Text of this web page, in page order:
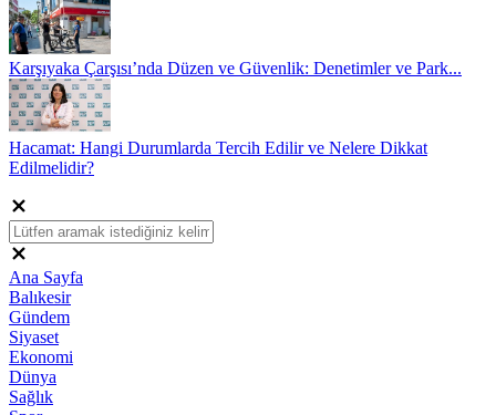
Karşıyaka Çarşısı’nda Düzen ve Güvenlik: Denetimler ve Park...
Hacamat: Hangi Durumlarda Tercih Edilir ve Nelere Dikkat
Edilmelidir?
Ana Sayfa
Balıkesir
Gündem
Siyaset
Ekonomi
Dünya
Sağlık